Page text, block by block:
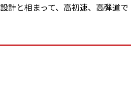
計と相まって、高初速、高弾道で